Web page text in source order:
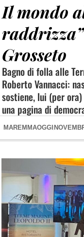
Il mondo
Grosseto
Bagno di folla alle
Roberto Vannacci:
sostiene, lui (per
una pagina di
MAREMMAOGGI